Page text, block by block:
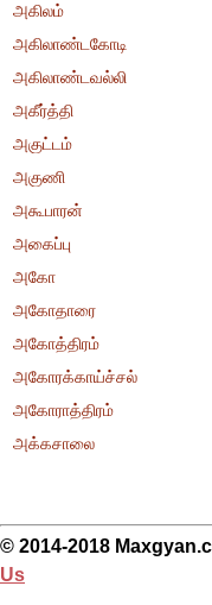
அகிலம்
அகிலாண்டகோடி
அகிலாண்டவல்லி
அகீர்த்தி
அகுட்டம்
அகுணி
அகூபாரன்
அகைப்பு
அகோ
அகோதாரை
அகோத்திரம்
அகோரக்காய்ச்சல்
அகோராத்திரம்
அக்கசாலை
© 2014-2018
Us